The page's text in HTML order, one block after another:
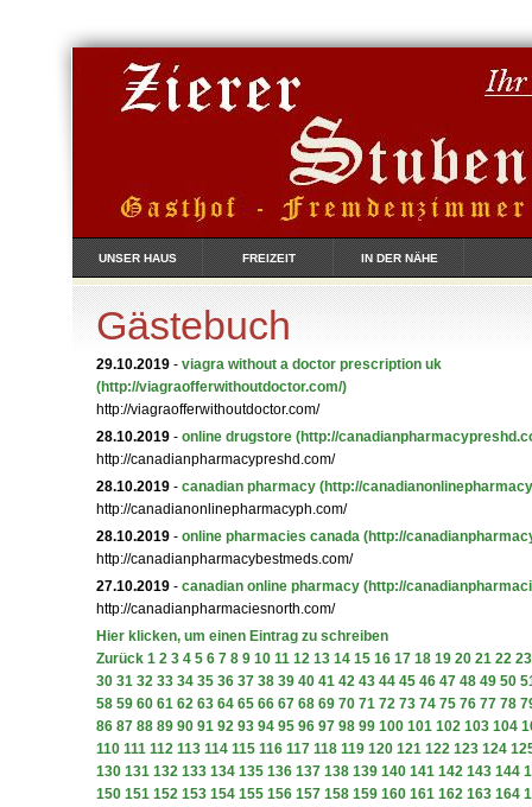
UNSER HAUS FREIZEIT IN DER NÄHE
Gästebuch
29.10.2019 - viagra without a doctor prescription uk
(http://viagraofferwithoutdoctor.com/)
http://viagraofferwithoutdoctor.com/
28.10.2019 - online drugstore (http://
http://canadianpharmacypreshd.com/
28.10.2019 - canadian pharmacy (http://
http://canadianonlinepharmacyph.com/
28.10.2019 - online pharmacies canada (http://
http://canadianpharmacybestmeds.com/
27.10.2019 - canadian online pharmacy (http://
http://canadianpharmaciesnorth.com/
Hier klicken, um einen Eintrag zu schreiben
Zurück 1 2 3 4 5 6 7 8 9 10 11 12 13 14 15 16 17 18 19 20 21 22 23
30 31 32 33 34 35 36 37 38 39 40 41 42 43 44 45 46 47 48 49 50
58 59 60 61 62 63 64 65 66 67 68 69 70 71 72 73 74 75 76 77 78
86 87 88 89 90 91 92 93 94 95 96 97 98 99 100 101 102 103 104
110 111 112 113 114 115 116 117 118 119 120 121 122 123 124
130 131 132 133 134 135 136 137 138 139 140 141 142 143 144
150 151 152 153 154 155 156 157 158 159 160 161 162 163 164